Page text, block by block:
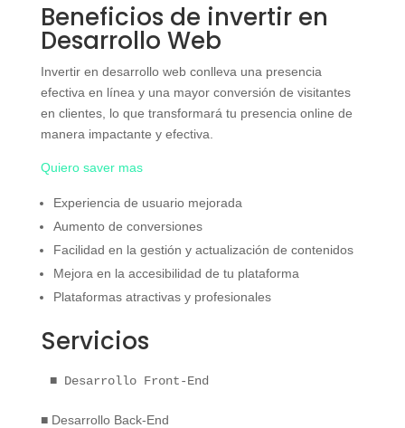
Beneficios de invertir en
Desarrollo Web
Invertir en desarrollo web conlleva una presencia
efectiva en línea y una mayor conversión de visitantes
en clientes, lo que transformará tu presencia online de
manera impactante y efectiva.
Quiero saver mas
Experiencia de usuario mejorada
Aumento de conversiones
Facilidad en la gestión y actualización de contenidos
Mejora en la accesibilidad de tu plataforma
Plataformas atractivas y profesionales
Servicios
■ Desarrollo Front-End
■ Desarrollo Back-End